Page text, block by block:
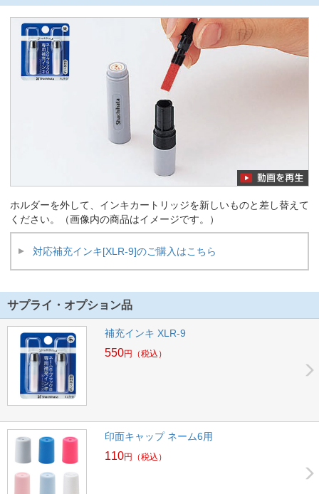
ホルダーを外して、インキカートリッジを新しいものと差し替えて
ください。（画像内の商品はイメージです。）
対応補充インキ[XLR-9]のご購入はこちら
サプライ・オプション品
補充インキ XLR-9
550円 （税込）
印面キャップ ネーム6用
110円 （税込）